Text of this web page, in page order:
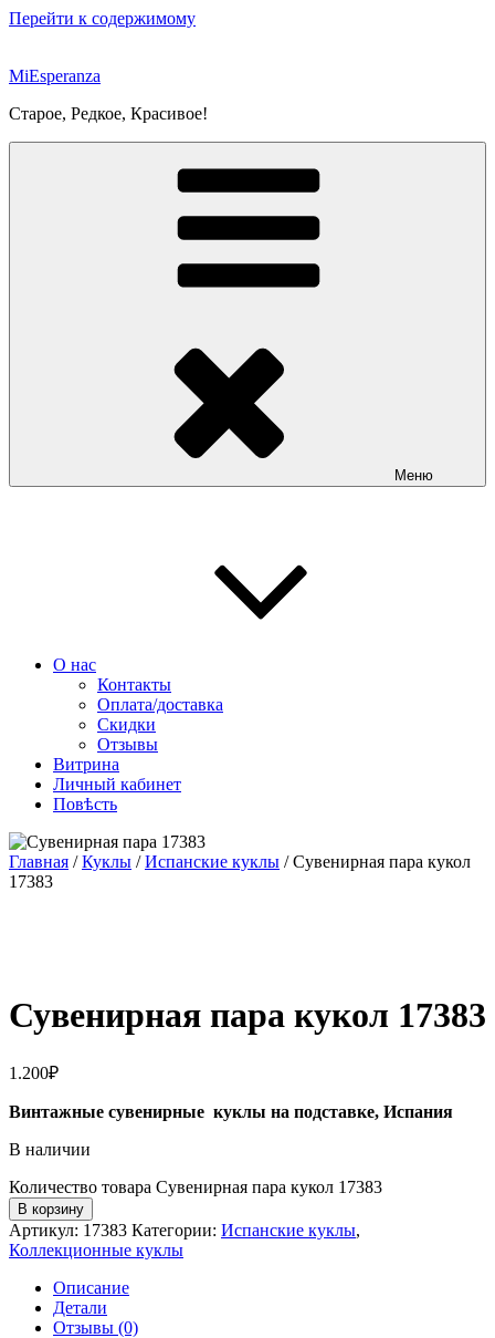
Перейти к содержимому
MiEsperanza
Старое, Редкое, Красивое!
Меню
О нас
Контакты
Оплата/доставка
Скидки
Отзывы
Витрина
Личный кабинет
Повѣсть
Главная /Куклы /Испанские куклы / Сувенирная пара кукол
17383
Сувенирная пара кукол 17383
1.200₽
Винтажные сувенирные куклы на подставке, Испания
В наличии
Количество товара Сувенирная пара кукол 17383
В корзину
Артикул: 17383 Категории: Испанские куклы,
Коллекционные куклы
Описание
Детали
Отзывы (0)